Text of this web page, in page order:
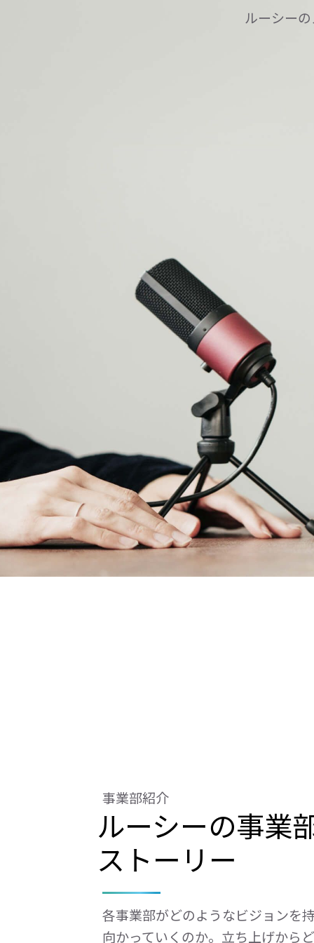
ルーシー
事業部紹介
ルーシーの事業
ストーリー
各事業部がどのようなビジョンを
向かっていくのか。立ち上げから